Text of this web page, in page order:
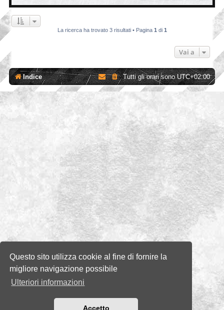
Questo sito utilizza cookie al fine di fornire la
migliore navigazione possibile
Ulteriori informazioni
Accetto
La ricerca ha trovato 3 risultati • Pagina 1 di 1
Vai a
Indice Tutti gli orari sonoUTC+02:00